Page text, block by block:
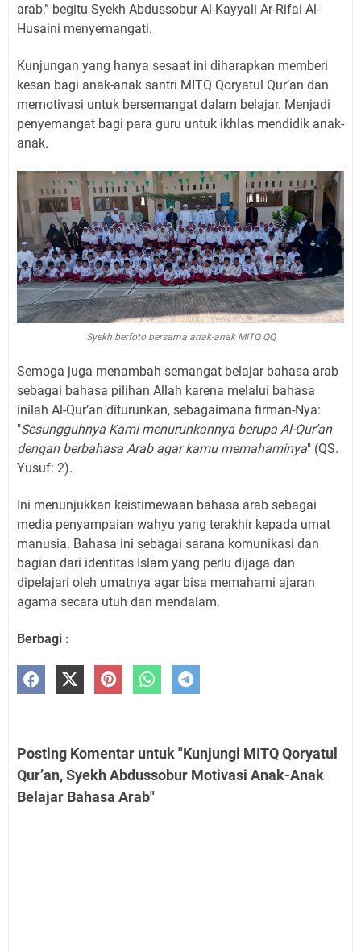
arab,” begitu Syekh Abdussobur Al-Kayyali Ar-Rifai Al-
Husaini menyemangati.
Kunjungan yang hanya sesaat ini diharapkan memberi
kesan bagi anak-anak santri MITQ Qoryatul Qur’an dan
memotivasi untuk bersemangat dalam belajar. Menjadi
penyemangat bagi para guru untuk ikhlas mendidik anak-
anak.
Syekh berfoto bersama anak-anak MITQ QQ
Semoga juga menambah semangat belajar bahasa arab
sebagai bahasa pilihan Allah karena melalui bahasa
inilah Al-Qur’an diturunkan, sebagaimana firman-Nya:
"Sesungguhnya Kami menurunkannya berupa Al-Qur’an
dengan berbahasa Arab agar kamu memahaminya" (QS.
Yusuf: 2).
Ini menunjukkan keistimewaan bahasa arab sebagai
media penyampaian wahyu yang terakhir kepada umat
manusia. Bahasa ini sebagai sarana komunikasi dan
bagian dari identitas Islam yang perlu dijaga dan
dipelajari oleh umatnya agar bisa memahami ajaran
agama secara utuh dan mendalam.
Berbagi :
Posting Komentar untuk "Kunjungi MITQ Qoryatul
Qur’an, Syekh Abdussobur Motivasi Anak-Anak
Belajar Bahasa Arab"